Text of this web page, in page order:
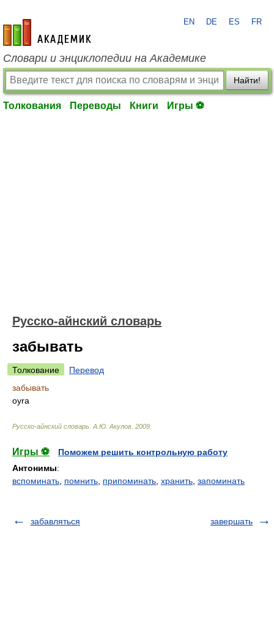
academic.ru
EN DE ES FR
Словари и энциклопедии на Академике
Найти!
Толкования Переводы Книги Игры ⚽
Русско-айнский словарь
забывать
Толкование
Перевод
забывать
oyra
Русско-айнский словарь А.Ю. Акулов 2009
Игры ⚽
Поможем решить контрольную работу
Антонимы:
вспоминать помнить припоминать хранить запоминать
забавляться завершать